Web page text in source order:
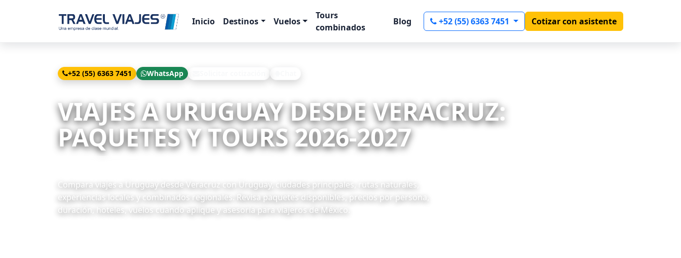
Inicio Destinos Vuelos
Tours
combinados
Blog +52 (55) 6363 7451 Cotizar con asistente
+52 (55) 6363 7451 WhatsApp
VIAJES A URUGUAY DESDE VERACRUZ:
PAQUETES Y TOURS 2026-2027
Compara viajes a Uruguay desde Veracruz con Uruguay, ciudades principales, rutas naturales,
experiencias locales y combinados regionales. Revisa paquetes disponibles, precios por persona,
duración, hoteles, vuelos cuando aplique y asesoría para viajeros de México.